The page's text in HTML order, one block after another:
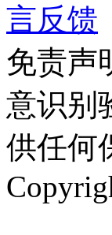
言反馈
免责声
意识别
供任何